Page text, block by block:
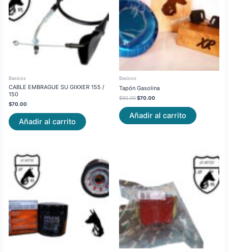
Basicos
CABLE EMBRAGUE SU GIXXER 155 /
150
$70.00
Añadir al carrito
Basicos
Tapón Gasolina
$90.00$70.00
Añadir al carrito